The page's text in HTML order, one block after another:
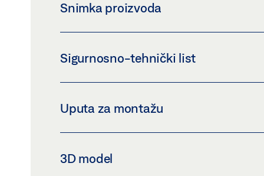
Snimka proizvoda
Preuzmi (PNG)
Sigurnosno-tehnički list
Pregled
Preuzmi (.PDF | 713 KB)
Uputa za montažu
Pregled
3D model